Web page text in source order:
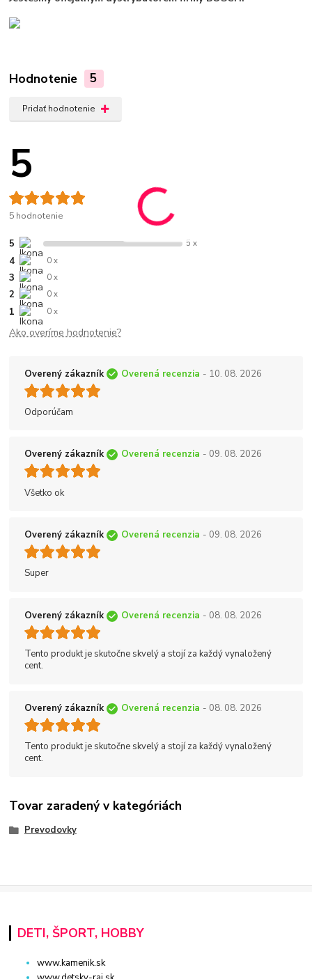
Hodnotenie 5
Pridať hodnotenie
5
5 hodnotenie
5 5 x
4 0 x
3 0 x
2 0 x
1 0 x
Ako overíme hodnotenie?
Overený zákazník Overená recenzia - 10. 08. 2026
Odporúčam
Overený zákazník Overená recenzia - 09. 08. 2026
Všetko ok
Overený zákazník Overená recenzia - 09. 08. 2026
Super
Overený zákazník Overená recenzia - 08. 08. 2026
Tento produkt je skutočne skvelý a stojí za každý vynaložený
cent.
Overený zákazník Overená recenzia - 08. 08. 2026
Tento produkt je skutočne skvelý a stojí za každý vynaložený
cent.
Tovar zaradený v kategóriách
Prevodovky
DETI, ŠPORT, HOBBY
www.kamenik.sk